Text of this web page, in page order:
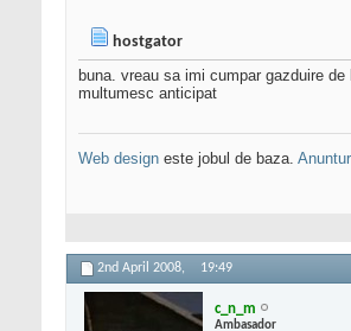
hostgator
buna. vreau sa imi cumpar gazduire
multumesc anticipat
Web design este jobul de baza.
2nd April 2008, 19:49
c_n_m
Ambasador